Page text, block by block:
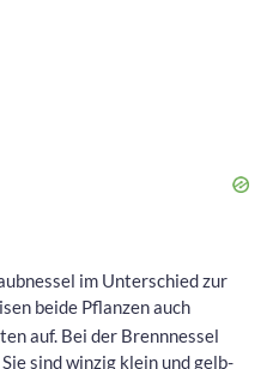
im Unterschied zur
beide Pflanzen auch
auf. Bei der Brennnessel
sind winzig klein und gelb-